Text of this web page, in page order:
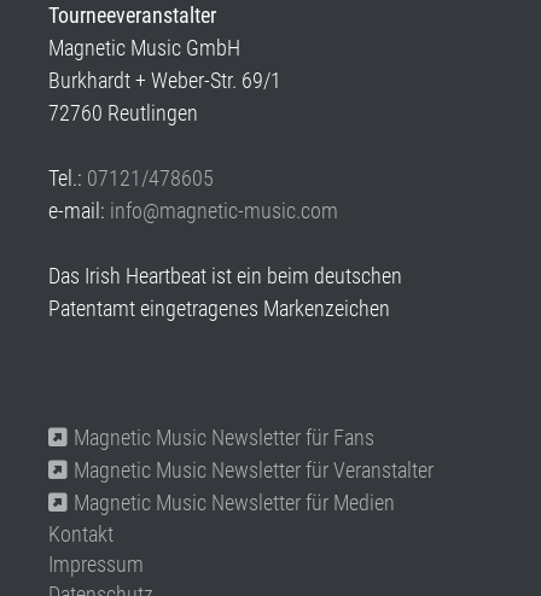
Tourneeveranstalter
Magnetic Music GmbH
Burkhardt + Weber-Str. 69/1
72760 Reutlingen
Tel.: 07121/478605
e-mail: info@magnetic-music.com
Das Irish Heartbeat ist ein beim deutschen
Patentamt eingetragenes Markenzeichen
Magnetic Music Newsletter für Fans
Magnetic Music Newsletter für Veranstalter
Magnetic Music Newsletter für Medien
Kontakt
Impressum